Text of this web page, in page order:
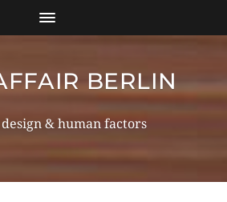
BERLIN
& human factors